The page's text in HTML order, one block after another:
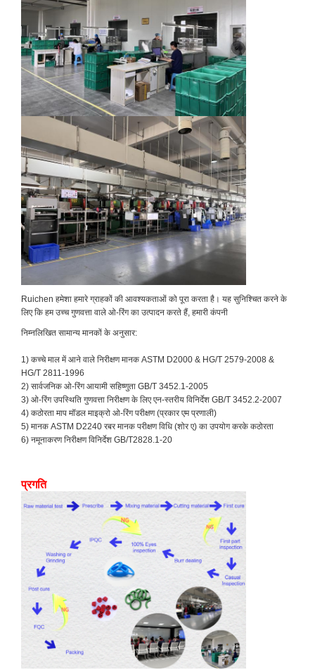
Ruichen हमेशा हमारे ग्राहकों की आवश्यकताओं को पूरा करता है। यह सुनिश्चित करने के
लिए कि हम उच्च गुणवत्ता वाले ओ-रिंग का उत्पादन करते हैं, हमारी कंपनी
निम्नलिखित सामान्य मानकों के अनुसार:
1) कच्चे माल में आने वाले निरीक्षण मानक ASTM D2000 & HG/T 2579-2008 &
HG/T 2811-1996
2) सार्वजनिक ओ-रिंग आयामी सहिष्णुता GB/T 3452.1-2005
3) ओ-रिंग उपस्थिति गुणवत्ता निरीक्षण के लिए एन-स्तरीय विनिर्देश GB/T 3452.2-2007
4) कठोरता माप मॉडल माइक्रो ओ-रिंग परीक्षण (प्रकार एम प्रणाली)
5) मानक ASTM D2240 रबर मानक परीक्षण विधि (शोर ए) का उपयोग करके कठोरता
6) नमूनाकरण निरीक्षण विनिर्देश GB/T2828.1-20
प्रगति